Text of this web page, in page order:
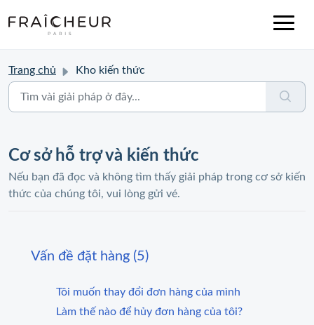
Trang chủ Kho kiến thức
Cơ sở hỗ trợ và kiến ​​thức
Nếu bạn đã đọc và không tìm thấy giải pháp trong cơ sở kiến
thức của chúng tôi, vui lòng gửi vé.
Vấn đề đặt hàng (5)
Tôi muốn thay đổi đơn hàng của mình
Làm thế nào để hủy đơn hàng của tôi?